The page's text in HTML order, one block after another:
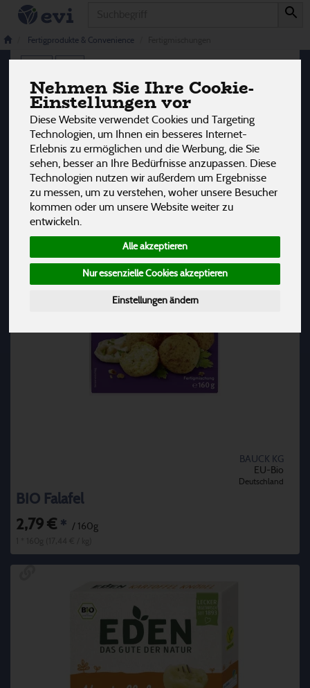
Nehmen Sie Ihre Cookie-
Einstellungen vor
Diese Website verwendet Cookies und Targeting
Technologien, um Ihnen ein besseres Internet-
Erlebnis zu ermöglichen und die Werbung, die Sie
sehen, besser an Ihre Bedürfnisse anzupassen. Diese
Technologien nutzen wir außerdem um Ergebnisse
zu messen, um zu verstehen, woher unsere Besucher
kommen oder um unsere Website weiter zu
entwickeln.
Alle akzeptieren
Nur essenzielle Cookies akzeptieren
Einstellungen ändern
Fertigprodukte & Convenience
Fertigmischungen
Hersteller Ernährung
BAUCK KG
EU-Bio
Deutschland
BIO Falafel
2,79 € * / 160g